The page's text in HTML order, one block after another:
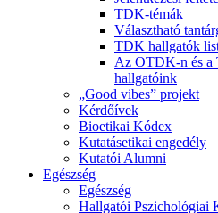
TDK-témák
Választható
TDK hallgatók
Az OTDK-n és a
hallgatóink
„Good vibes” projekt
Kérdőívek
Bioetikai Kódex
Kutatásetikai engedély
Kutatói Alumni
Egészség
Egészség
Hallgatói Pszichológiai